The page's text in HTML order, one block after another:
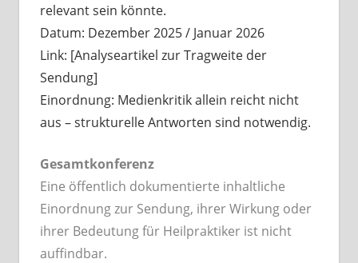
relevant sein könnte.
Datum: Dezember 2025 / Januar 2026
Link: [Analyseartikel zur Tragweite der
Sendung]
Einordnung: Medienkritik allein reicht nicht
aus – strukturelle Antworten sind notwendig.
Gesamtkonferenz
Eine öffentlich dokumentierte inhaltliche
Einordnung zur Sendung, ihrer Wirkung oder
ihrer Bedeutung für Heilpraktiker ist nicht
auffindbar.